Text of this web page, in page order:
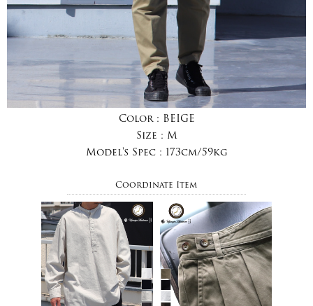
Color : BEIGE
Size : M
Model's Spec : 173cm/59kg
Coordinate Item